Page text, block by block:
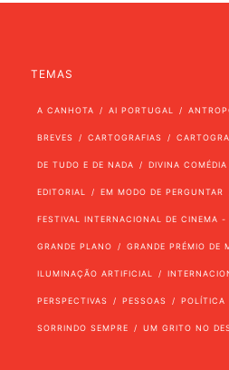
TEMAS
A CANHOTA AI PORTUGAL
BREVES CARTOGRAFIAS
DE TUDO E DE NADA DIVINA COMÉDIA
EDITORIAL EM MODO DE PERGUNTAR
FESTIVAL INTERNACIONAL DE CINEMA -
GRANDE PLANO GRANDE PRÉMIO DE
ILUMINAÇÃO ARTIFICIAL
PERSPECTIVAS PESSOAS POLÍTICA
SORRINDO SEMPRE UM GRITO NO